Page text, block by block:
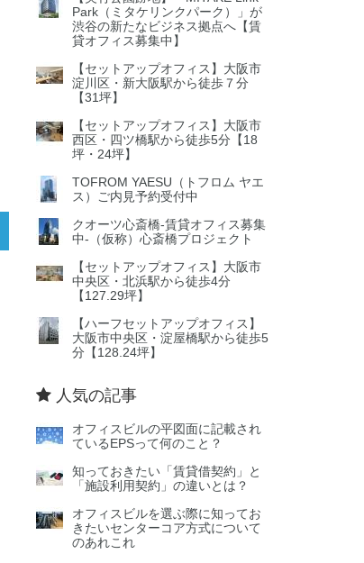
Park（ミタケリンクパーク）」が
渋谷の新たなビジネス拠点へ【賃
貸オフィス募集中】
【セットアップオフィス】大阪市
淀川区・新大阪駅から徒歩７分
【31坪】
【セットアップオフィス】大阪市
西区・四ツ橋駅から徒歩5分【18
坪・24坪】
TOFROM YAESU（トフロム ヤエ
ス）ご内見予約受付中
クオーツ心斎橋‐賃貸オフィス募集
中‐（仮称）心斎橋プロジェクト
【セットアップオフィス】大阪市
中央区・北浜駅から徒歩4分
【127.29坪】
【ハーフセットアップオフィス】
大阪市中央区・淀屋橋駅から徒歩5
分【128.24坪】
人気の記事
オフィスビルの平図面に記載され
ているEPSって何のこと？
知っておきたい「賃貸借契約」と
「施設利用契約」の違いとは？
オフィスビルを選ぶ際に知ってお
きたいセンターコア方式について
のあれこれ